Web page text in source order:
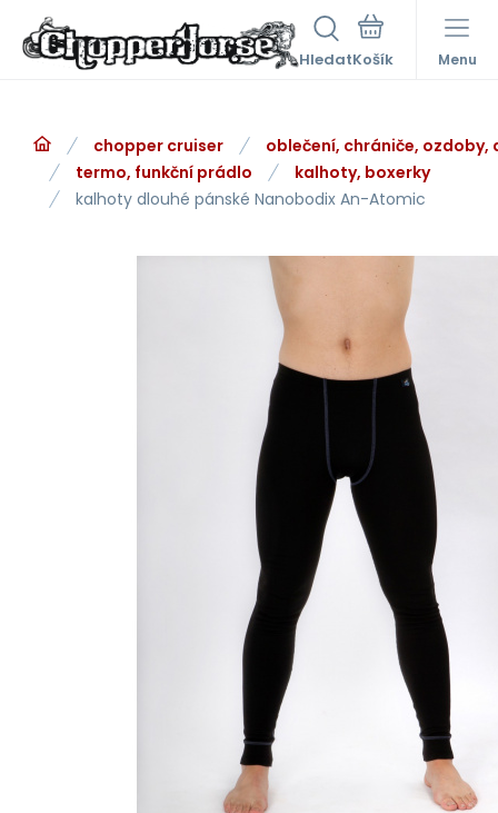
Hledat Menu
chopper cruiser
oblečení, chrániče, ozdoby,
termo, funkční prádlo
kalhoty, boxerky
kalhoty dlouhé pánské Nanobodix An-Atomic